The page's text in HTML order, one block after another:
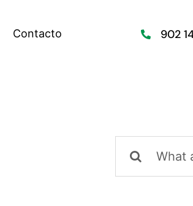
Contacto 902